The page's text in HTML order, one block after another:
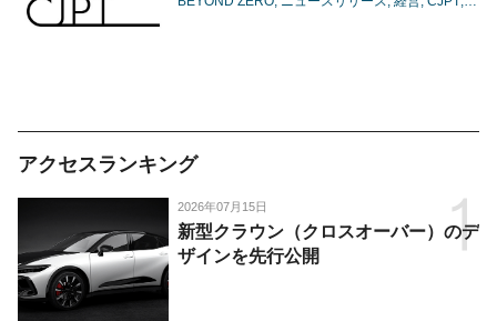
アクセスランキング
2026年07月15日
新型クラウン（クロスオーバー）のデ
ザインを先行公開